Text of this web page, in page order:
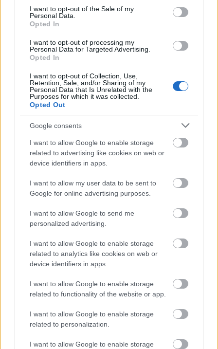
consent section.
I want to opt-out of the Sale of my
Personal Data.
Opted In
I want to opt-out of processing my
Personal Data for Targeted Advertising.
Opted In
I want to opt-out of Collection, Use,
Retention, Sale, and/or Sharing of my
Personal Data that Is Unrelated with the
Purposes for which it was collected.
Opted Out
Google consents
I want to allow Google to enable storage
related to advertising like cookies on web or
device identifiers in apps.
I want to allow my user data to be sent to
Google for online advertising purposes.
I want to allow Google to send me
personalized advertising.
I want to allow Google to enable storage
related to analytics like cookies on web or
device identifiers in apps.
I want to allow Google to enable storage
related to functionality of the website or app.
I want to allow Google to enable storage
related to personalization.
I want to allow Google to enable storage
"Τι είναι έτοιμος να κάνει ο κόσμος για αυτό το
θέμα; Θα δεχτεί ο κόσμος το Ιράν να ελέγχει στο
Ρούμπιο.